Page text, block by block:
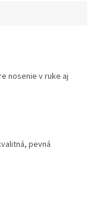
nosenie v ruke aj
pevná